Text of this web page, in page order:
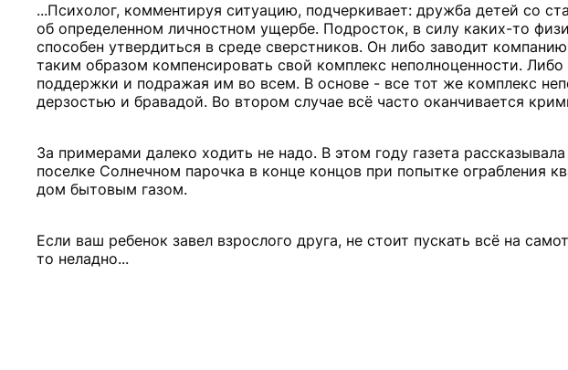
...Психолог, комментируя ситуацию, подчеркивает: дружба детей со
об определенном личностном ущербе. Подросток, в силу каких-то
cпocoбен утвердиться в среде сверстников. Он либо заводит
таким образом компенсировать свой комплекс неполноценности.
поддержки и подражая им во всем. В основе - все тот же комплекс
дерзостью и бравадой. Во втором случае всё часто оканчивается
За примерами далеко ходить не надо. В этом году газета
поселке Солнечном парочка в конце концов при попытке ограбления
дом бытовым газом.
Если ваш ребенок завел взрослого друга, не стоит пускать всё на
то неладно...